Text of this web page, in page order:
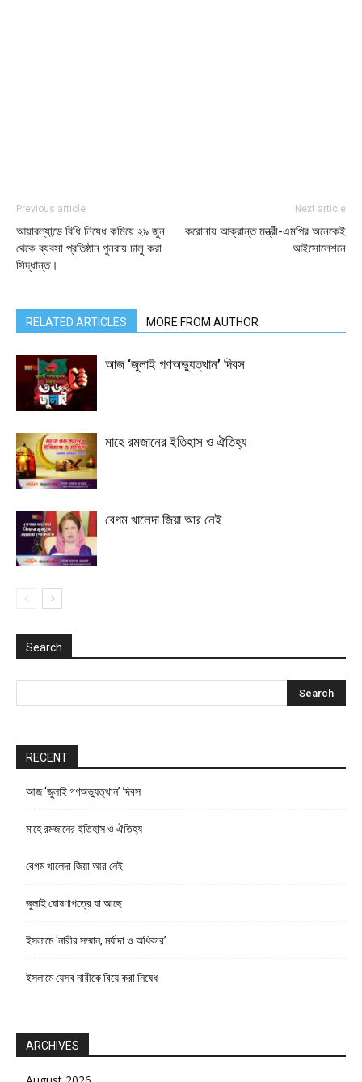
Previous article
আয়ারল্যান্ডে বিধি নিষেধ কমিয়ে ২৯ জুন
থেকে ব্যবসা প্রতিষ্ঠান পুনরায় চালু করা
সিদ্ধান্ত।
Next article
করোনায় আক্রান্ত মন্ত্রী-এমপির অনেকেই
আইসোলেশনে
RELATED ARTICLES MORE FROM AUTHOR
আজ ‘জুলাই গণঅভ্যুত্থান’ দিবস
মাহে রমজানের ইতিহাস ও ঐতিহ্য
বেগম খালেদা জিয়া আর নেই
Search
RECENT
আজ ‘জুলাই গণঅভ্যুত্থান’ দিবস
মাহে রমজানের ইতিহাস ও ঐতিহ্য
বেগম খালেদা জিয়া আর নেই
জুলাই ঘোষণাপত্রে যা আছে
ইসলামে ‘নারীর সম্মান, মর্যাদা ও অধিকার’
ইসলামে যেসব নারীকে বিয়ে করা নিষেধ
ARCHIVES